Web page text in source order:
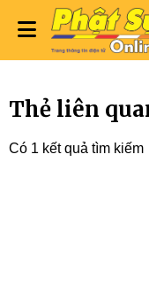
Thẻ liên
Có 1 kết quả tìm kiếm